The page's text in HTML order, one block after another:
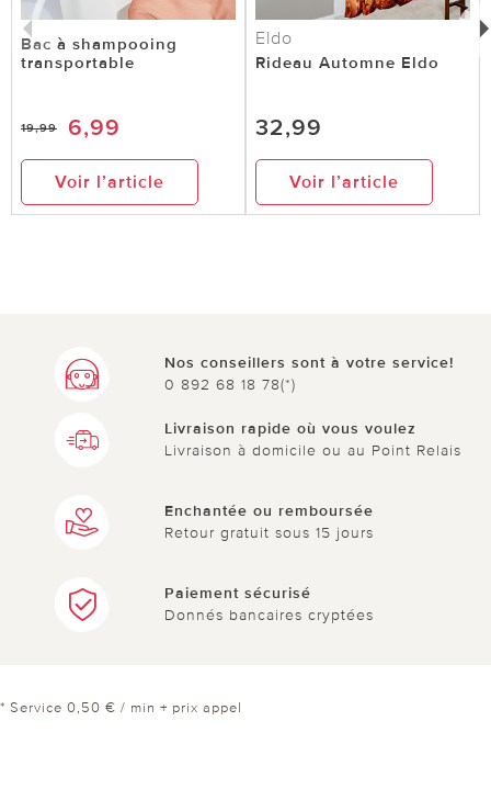
Bac à shampooing
transportable
19,99 6,99
Voir l’article
Eldo
Rideau Automne Eldo
32,99
Voir l’article
Nos conseillers sont à votre service!
0 892 68 18 78(*)
Livraison rapide où vous voulez
Livraison à domicile ou au Point Relais
Enchantée ou remboursée
Retour gratuit sous 15 jours
Paiement sécurisé
Donnés bancaires cryptées
* Service 0,50 € / min + prix appel